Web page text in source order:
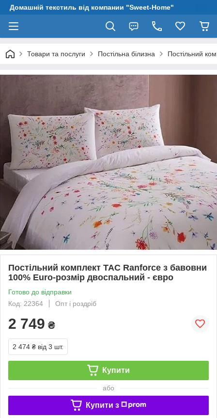
Домашній текстиль від компании "Sweet-Home"
Товари та послуги Постільна білизна Постільний
Постільний комплект TAC Ranforce з бавовни
100% Euro-розмір двоспальний - євро
Готово до відправки
Код: 22364
Опт і роздріб
2 749 ₴
2 474 ₴ від 3 шт.
Купити
або
Купити з